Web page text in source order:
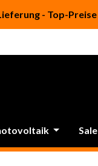
- Top-Preise
Sale